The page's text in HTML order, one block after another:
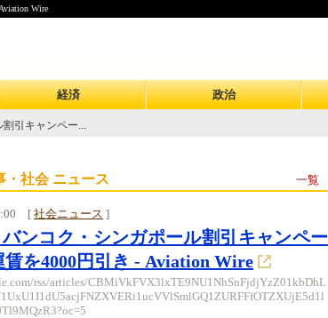
Wire
経済 政治
引キャンペー...
・社会 ニュース 一覧
[ 社会ニュース ]
ンコク・シンガポール割引キャンペー
賃を4000円引き - Aviation Wire
rss/articles/CBMiVkFVX3lxTE9NU1NhSnFjdjYzZ01kbDhL